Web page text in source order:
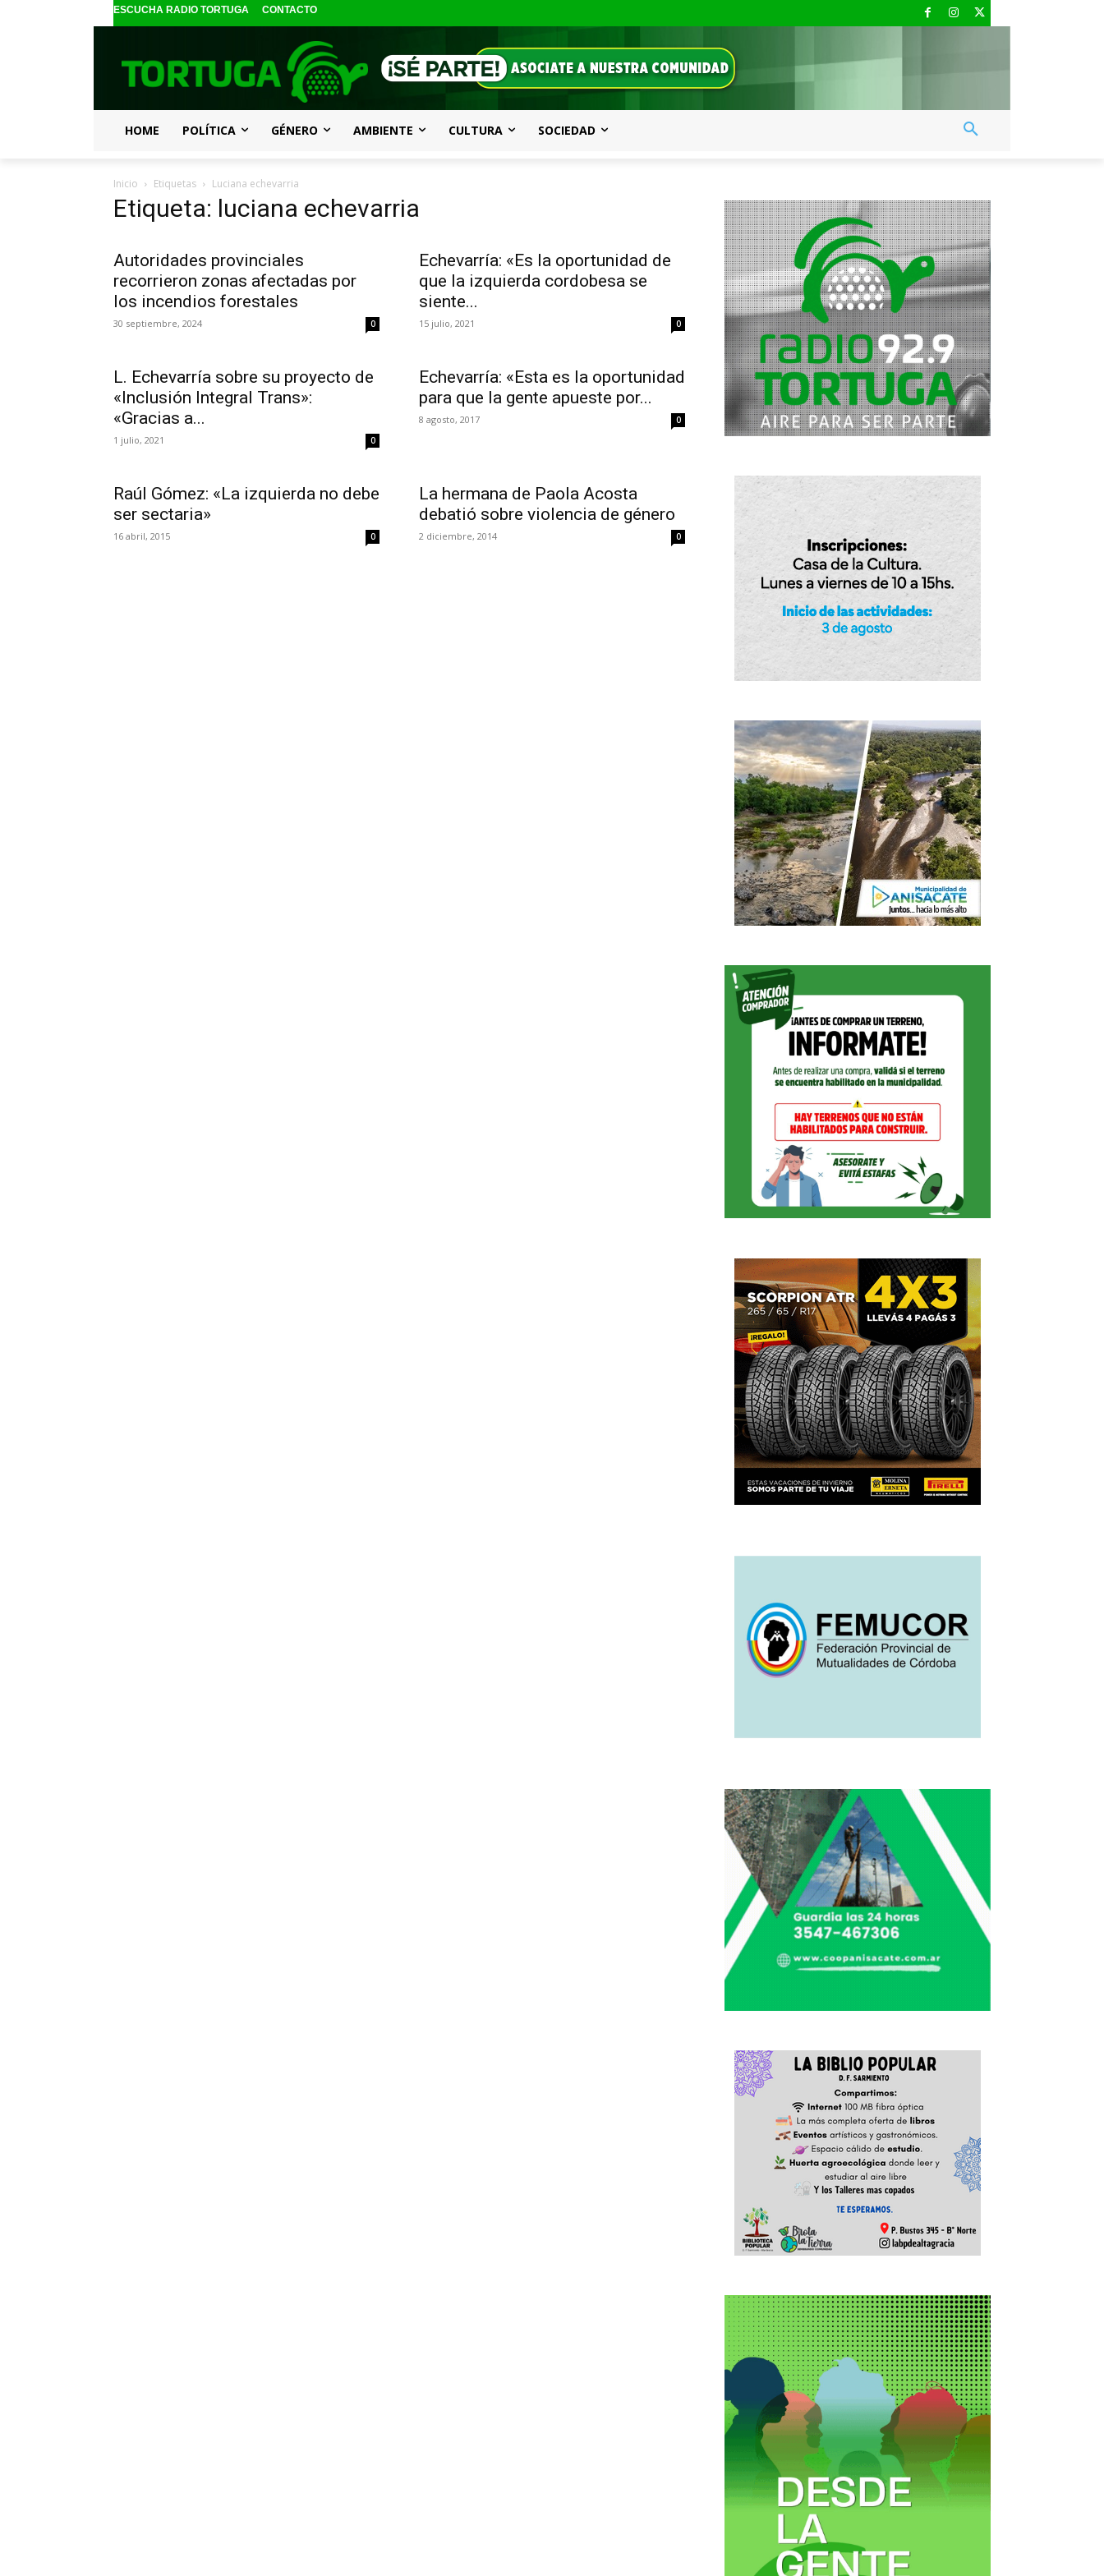
ESCUCHA RADIO TORTUGA CONTACTO
HOME POLÍTICA GÉNERO AMBIENTE CULTURA SOCIEDAD
Inicio Etiquetas Luciana echevarria
Etiqueta: luciana echevarria
Autoridades provinciales
recorrieron zonas afectadas por
los incendios forestales
30 septiembre, 2024 0
Echevarría: «Es la oportunidad de
que la izquierda cordobesa se
siente...
15 julio, 2021 0
L. Echevarría sobre su proyecto de
«Inclusión Integral Trans»:
«Gracias a...
1 julio, 2021 0
Echevarría: «Esta es la oportunidad
para que la gente apueste por...
8 agosto, 2017 0
Raúl Gómez: «La izquierda no debe
ser sectaria»
16 abril, 2015 0
La hermana de Paola Acosta
debatió sobre violencia de género
2 diciembre, 2014 0